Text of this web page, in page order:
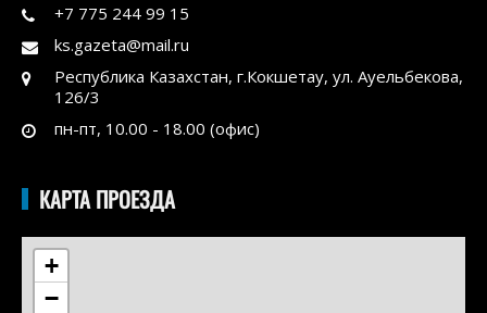
+7 775 244 99 15
ks.gazeta@mail.ru
Республика Казахстан, г.Кокшетау, ул. Ауельбекова,
126/3
пн-пт, 10.00 - 18.00 (офис)
КАРТА ПРОЕЗДА
+
−